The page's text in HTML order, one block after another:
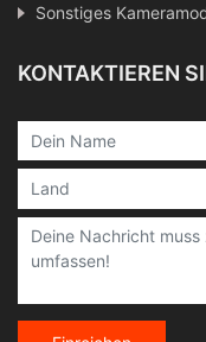
Sonstiges
KONTAKTIEREN